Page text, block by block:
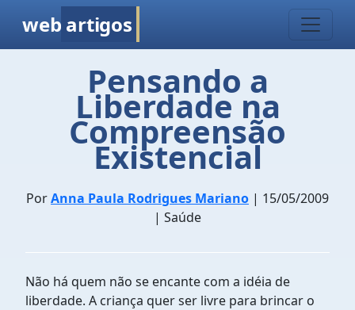
web artigos
Pensando a
Liberdade na
Compreensão
Existencial
PorAnna Paula Rodrigues Mariano | 15/05/2009
| Saúde
Não há quem não se encante com a idéia de
liberdade. A criança quer ser livre para brincar o